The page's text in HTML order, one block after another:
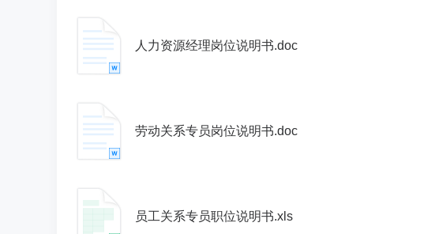
人力资源经理岗位说明书.doc
劳动关系专员岗位说明书.doc
员工关系专员职位说明书.xls